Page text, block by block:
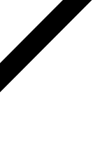
흥신문공고 #안산
천신문공고 #성남
#경기도광주신문공
공고 #용인신문공
공고 #인천신문공
문공고 #제부도신
서구신문공고 #양
신문공고 #금천구신